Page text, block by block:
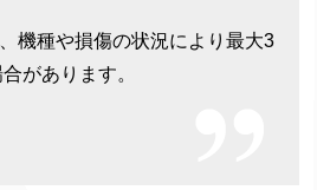
機種や損傷の状況により最大3
があります。